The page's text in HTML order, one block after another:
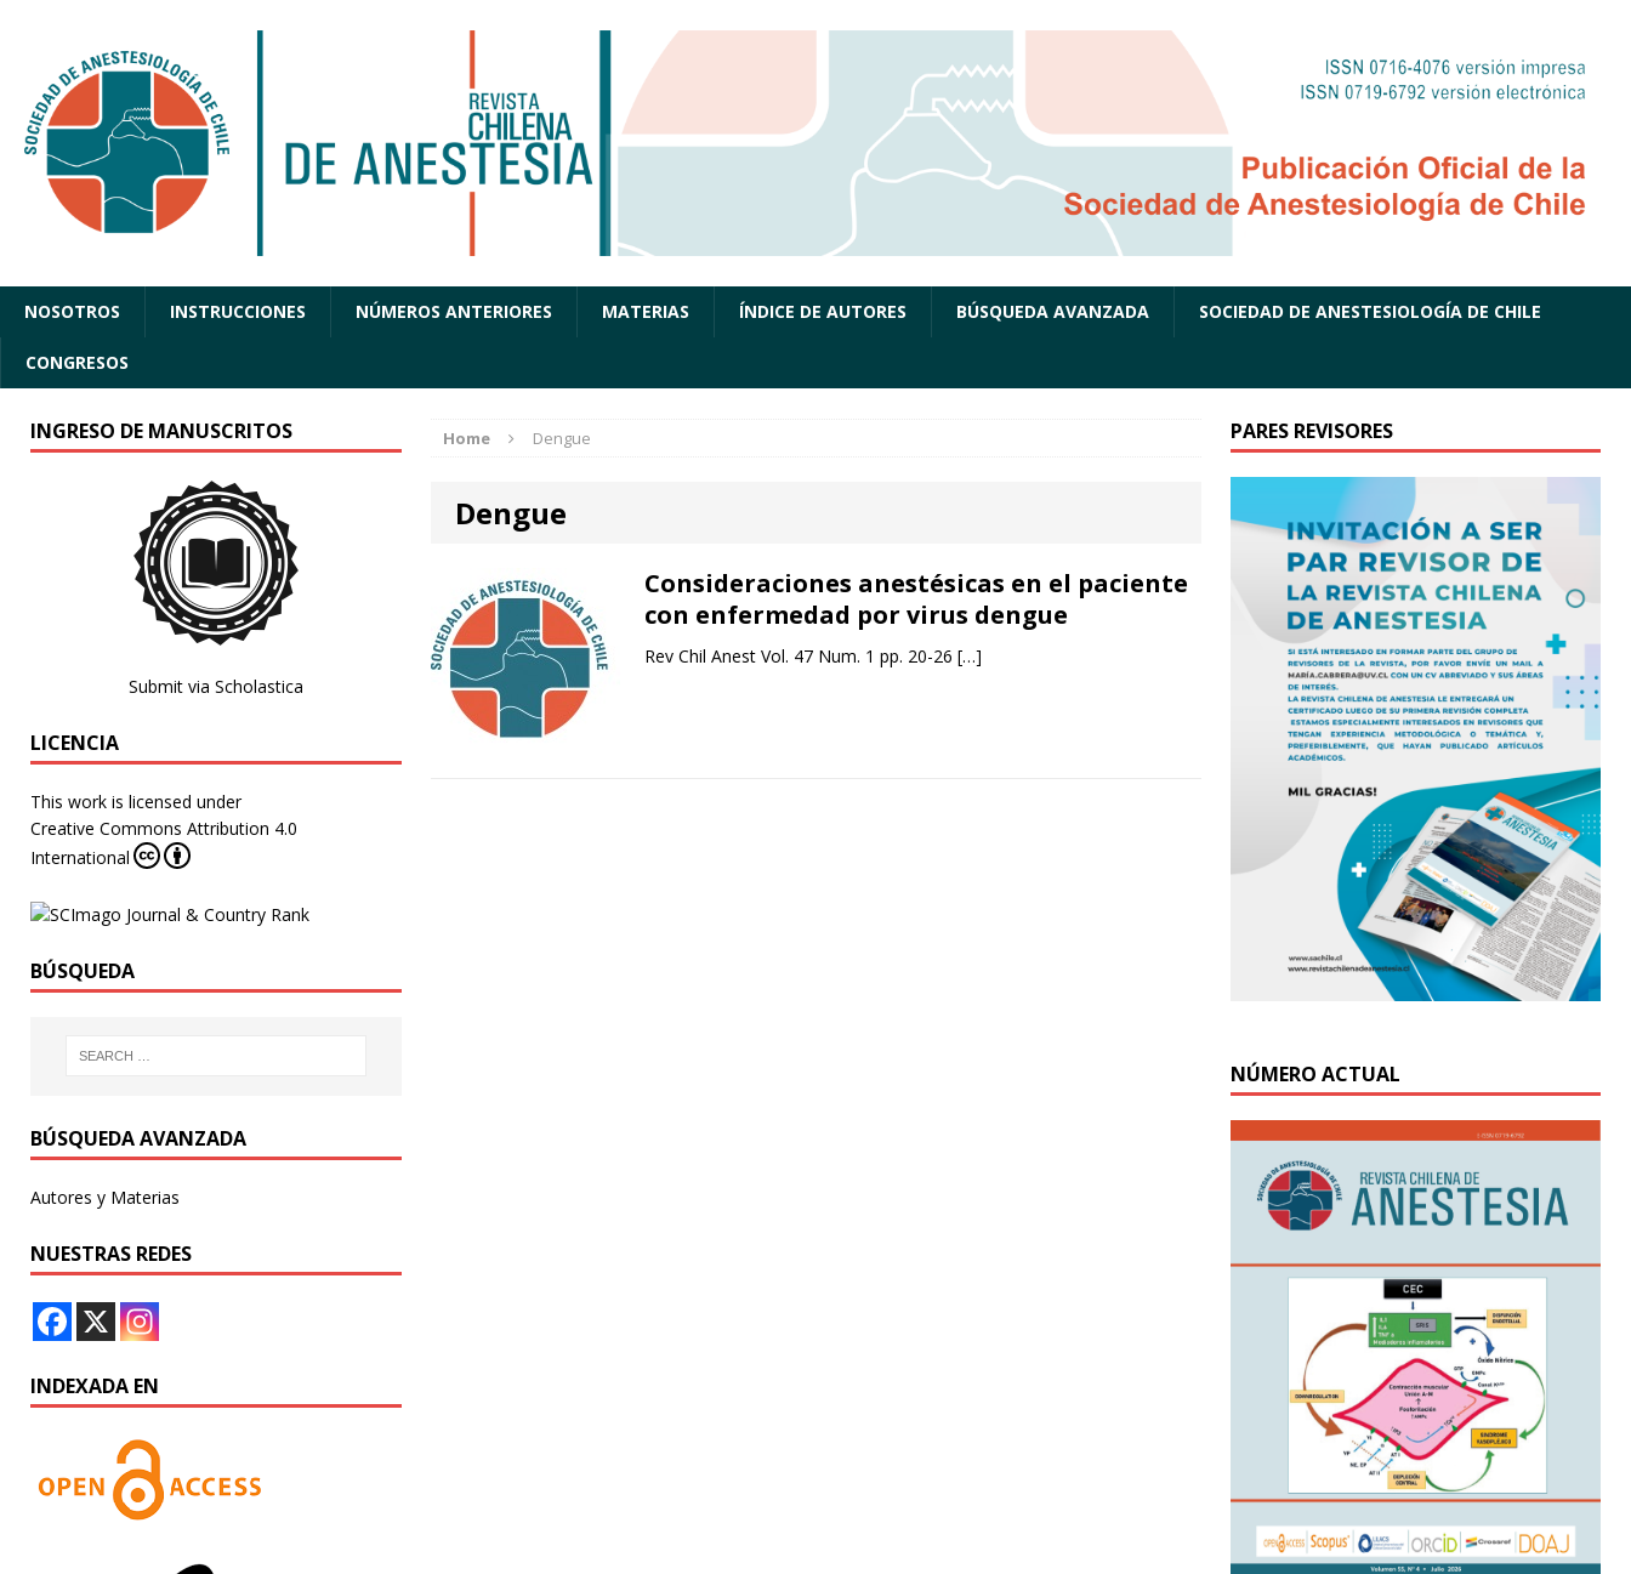
NOSOTROS INSTRUCCIONES NÚMEROS ANTERIORES MATERIAS ÍNDICE DE AUTORES BÚSQUEDA AVANZADA SOCIEDAD DE ANESTESIOLOGÍA DE CHILE
CONGRESOS
Home Dengue
Dengue
Consideraciones anestésicas en el paciente
con enfermedad por virus dengue
Rev Chil Anest Vol. 47 Num. 1 pp. 20-26 […]
INGRESO DE MANUSCRITOS
Submit via Scholastica
LICENCIA
This work is licensed under
Creative Commons Attribution 4.0
International
BÚSQUEDA
BÚSQUEDA AVANZADA
Autores y Materias
NUESTRAS REDES
INDEXADA EN
PARES REVISORES
NÚMERO ACTUAL